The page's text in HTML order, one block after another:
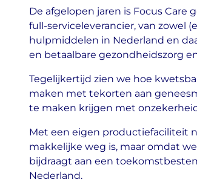
De afgelopen jaren is Focus
full-serviceleverancier, van zowel
hulpmiddelen in Nederland en
en betaalbare gezondheidszorg
Tegelijkertijd zien we hoe
maken met tekorten aan
te maken krijgen met
Met een eigen productiefaciliteit
makkelijke weg is, maar omdat
bijdraagt aan een
Nederland.